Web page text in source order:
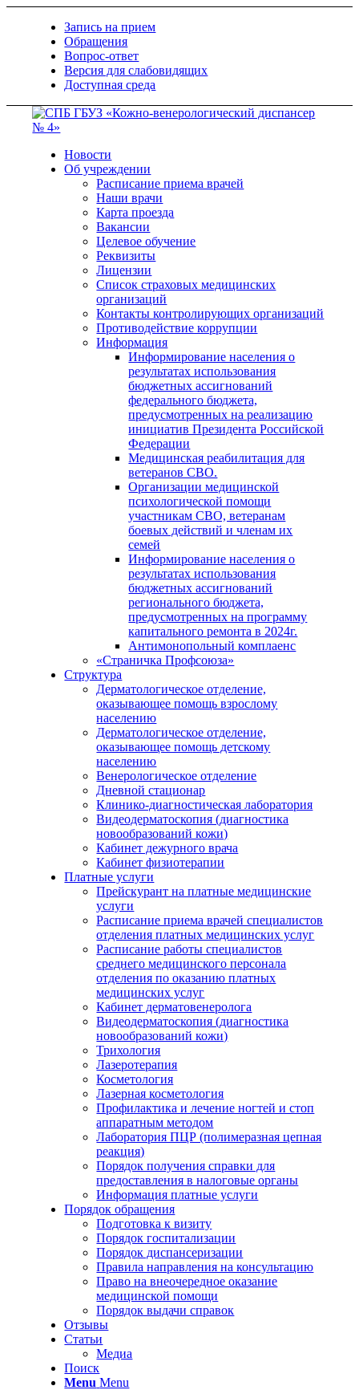
Запись на прием
Обращения
Вопрос-ответ
Версия для слабовидящих
Доступная среда
Новости
Об учреждении
Расписание приема врачей
Наши врачи
Карта проезда
Вакансии
Целевое обучение
Реквизиты
Лицензии
Список страховых медицинских
организаций
Контакты контролирующих организаций
Противодействие коррупции
Информация
Информирование населения о
результатах использования
бюджетных ассигнований
федерального бюджета,
предусмотренных на реализацию
инициатив Президента Российской
Федерации
Медицинская реабилитация для
ветеранов СВО.
Организации медицинской
психологической помощи
участникам СВО, ветеранам
боевых действий и членам их
семей
Информирование населения о
результатах использования
бюджетных ассигнований
регионального бюджета,
предусмотренных на программу
капитального ремонта в 2024г.
Антимонопольный комплаенс
«Страничка Профсоюза»
Структура
Дерматологическое отделение,
оказывающее помощь взрослому
населению
Дерматологическое отделение,
оказывающее помощь детскому
населению
Венерологическое отделение
Дневной стационар
Клинико-диагностическая лаборатория
Видеодерматоскопия (диагностика
новообразований кожи)
Кабинет дежурного врача
Кабинет физиотерапии
Платные услуги
Прейскурант на платные медицинские
услуги
Расписание приема врачей специалистов
отделения платных медицинских услуг
Расписание работы специалистов
среднего медицинского персонала
отделения по оказанию платных
медицинских услуг
Кабинет дерматовенеролога
Видеодерматоскопия (диагностика
новообразований кожи)
Трихология
Лазеротерапия
Косметология
Лазерная косметология
Профилактика и лечение ногтей и стоп
аппаратным методом
Лаборатория ПЦР (полимеразная цепная
реакция)
Порядок получения справки для
предоставления в налоговые органы
Информация платные услуги
Порядок обращения
Подготовка к визиту
Порядок госпитализации
Порядок диспансеризации
Правила направления на консультацию
Право на внеочередное оказание
медицинской помощи
Порядок выдачи справок
Отзывы
Статьи
Медиа
Поиск
Menu Menu